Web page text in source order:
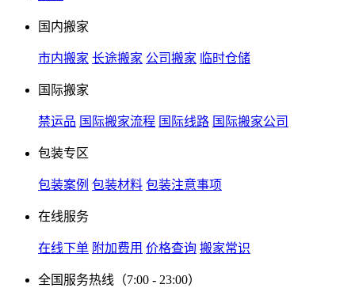
国内搬家
市内搬家 长途搬家 公司搬家 临时仓储
国际搬家
禁运品 国际搬家流程 国际线路 国际搬家公司
包装专区
包装案例 包装材料 包装注意事项
在线服务
在线下单 附加费用 价格查询 搬家常识
全国服务热线 （7:00 - 23:00）